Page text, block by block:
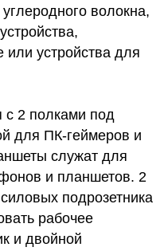
волокна,
или устройства для
с 2 полками под
для ПК-геймеров и
служат для
и планшетов. 2
подрозетника
рабочее
и двойной